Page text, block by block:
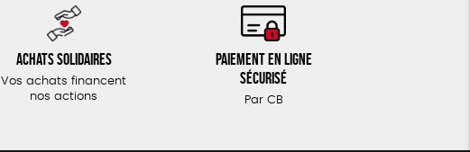
Achats solidaires
Vos achats financent
nos actions
Paiement en ligne
sécurisé
Par CB